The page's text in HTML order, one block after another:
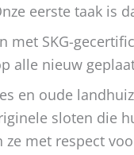
eerste taak is
met SKG-
alle nieuw
en oude
sloten die
ze met respect